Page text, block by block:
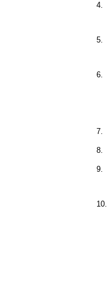
4.
5.
6.
7.
8.
9.
10.